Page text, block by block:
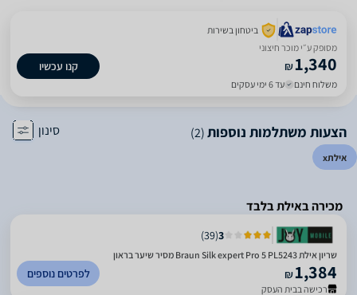
ביטחון בשירות
מסופק ע״י מוכר חיצוני
₪1,340
משלוח חינם עד 6 ימי עסקים
קנו עכשיו
הצעות משתלמות נוספות(2) סינון
אילתx
מכירה באילת בלבד
3
(
39
)
שריון אילת Braun Silk expert Pro 5 PL5243 מסיר שיער בראון
₪1,384
רכישה בבית העסק
לפרטים נוספים